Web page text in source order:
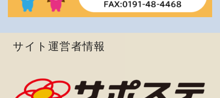
サイト運営者情報